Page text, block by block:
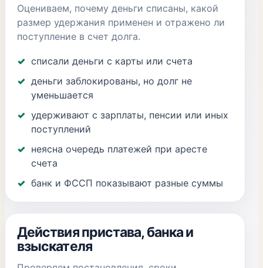
Оцениваем, почему деньги списаны, какой
размер удержания применен и отражено ли
поступление в счет долга.
списали деньги с карты или счета
деньги заблокированы, но долг не
уменьшается
удерживают с зарплаты, пенсии или иных
поступлений
неясна очередь платежей при аресте
счета
банк и ФССП показывают разные суммы
Действия пристава, банка и
взыскателя